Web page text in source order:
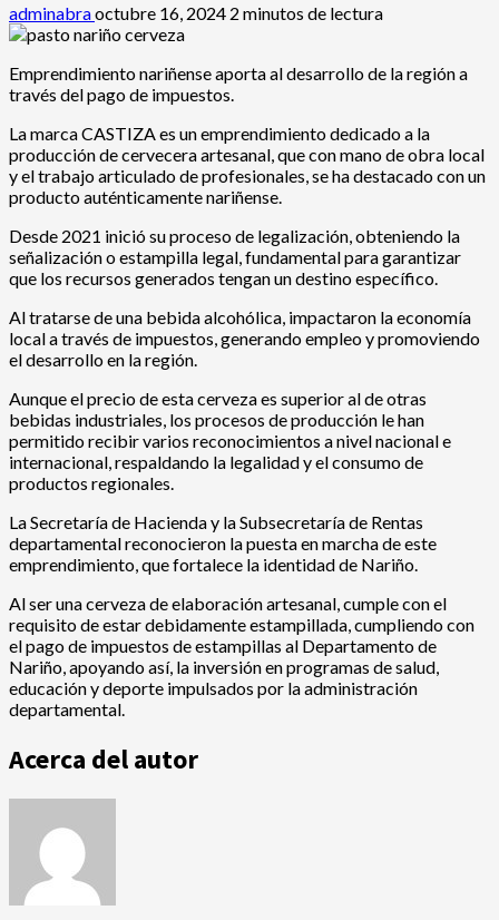
adminabraoctubre 16, 2024 2 minutos de lectura
Emprendimiento nariñense aporta al desarrollo de la región a
través del pago de impuestos.
La marca CASTIZA es un emprendimiento dedicado a la
producción de cervecera artesanal, que con mano de obra local
y el trabajo articulado de profesionales, se ha destacado con un
producto auténticamente nariñense.
Desde 2021 inició su proceso de legalización, obteniendo la
señalización o estampilla legal, fundamental para garantizar
que los recursos generados tengan un destino específico.
Al tratarse de una bebida alcohólica, impactaron la economía
local a través de impuestos, generando empleo y promoviendo
el desarrollo en la región.
Aunque el precio de esta cerveza es superior al de otras
bebidas industriales, los procesos de producción le han
permitido recibir varios reconocimientos a nivel nacional e
internacional, respaldando la legalidad y el consumo de
productos regionales.
La Secretaría de Hacienda y la Subsecretaría de Rentas
departamental reconocieron la puesta en marcha de este
emprendimiento, que fortalece la identidad de Nariño.
Al ser una cerveza de elaboración artesanal, cumple con el
requisito de estar debidamente estampillada, cumpliendo con
el pago de impuestos de estampillas al Departamento de
Nariño, apoyando así, la inversión en programas de salud,
educación y deporte impulsados por la administración
departamental.
Acerca del autor